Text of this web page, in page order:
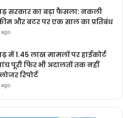
सरकार का बड़ा फैसला: नकली
और बटर पर एक साल का प्रतिबंध
में 1.45 लाख मामलों पर हाईकोर्ट
पूरी फिर भी अदालतों तक नहीं
रिपोर्ट